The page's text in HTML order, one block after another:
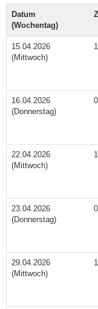
Datum
(Wochentag)
15.04.2026
(Mittwoch)
16.04.2026
(Donnerstag)
22.04.2026
(Mittwoch)
23.04.2026
(Donnerstag)
29.04.2026
(Mittwoch)